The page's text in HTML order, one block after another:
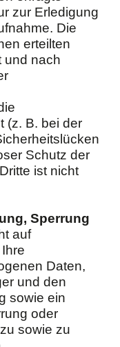
zur Erledigung
Die
erteilten
und nach
(z. B. bei der
Schutz der
ist nicht
Sperrung
auf
Daten,
und den
sowie ein
oder
sowie zu